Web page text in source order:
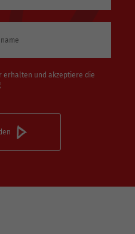
erhalten und akzeptiere die